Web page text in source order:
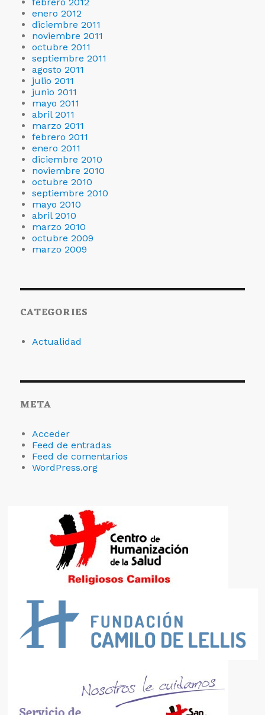
febrero 2012
enero 2012
diciembre 2011
noviembre 2011
octubre 2011
septiembre 2011
agosto 2011
julio 2011
junio 2011
mayo 2011
abril 2011
marzo 2011
febrero 2011
enero 2011
diciembre 2010
noviembre 2010
octubre 2010
septiembre 2010
mayo 2010
abril 2010
marzo 2010
octubre 2009
marzo 2009
CATEGORIES
Actualidad
META
Acceder
Feed de entradas
Feed de comentarios
WordPress.org